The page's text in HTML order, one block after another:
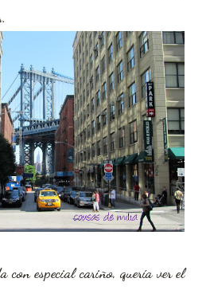
con especial cariño, quería ver el